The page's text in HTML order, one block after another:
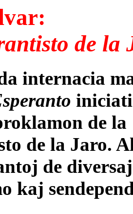
de la
internacia
de la
de la Jaro.
de
kaj